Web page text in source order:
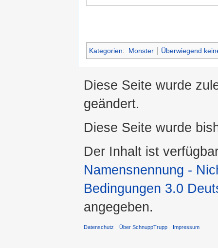
Kategorien: Monster Überwiegend
Diese Seite wurde
geändert.
Diese Seite wurde
Der Inhalt ist
Namensnennung -
Bedingungen 3.0
angegeben.
Datenschutz Über SchnuppTrupp Impressum